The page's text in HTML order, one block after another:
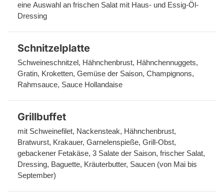
eine Auswahl an frischen Salat mit Haus- und Essig-Öl-
Dressing
Schnitzelplatte
Schweineschnitzel, Hähnchenbrust, Hähnchennuggets,
Gratin, Kroketten, Gemüse der Saison, Champignons,
Rahmsauce, Sauce Hollandaise
Grillbuffet
mit Schweinefilet, Nackensteak, Hähnchenbrust,
Bratwurst, Krakauer, Garnelenspieße, Grill-Obst,
gebackener Fetakäse, 3 Salate der Saison, frischer Salat,
Dressing, Baguette, Kräuterbutter, Saucen (von Mai bis
September)